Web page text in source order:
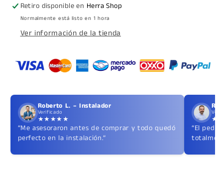
0
20º
Y
0
20º
Y
Retiro disponible en Herra Shop
Normalmente está listo en 1 hora
Ver información de la tienda
Roberto L. – Instalador
Verificado
★★★★★
“Me asesoraron antes de comprar y todo quedó
perfecto en la instalación.”
“El